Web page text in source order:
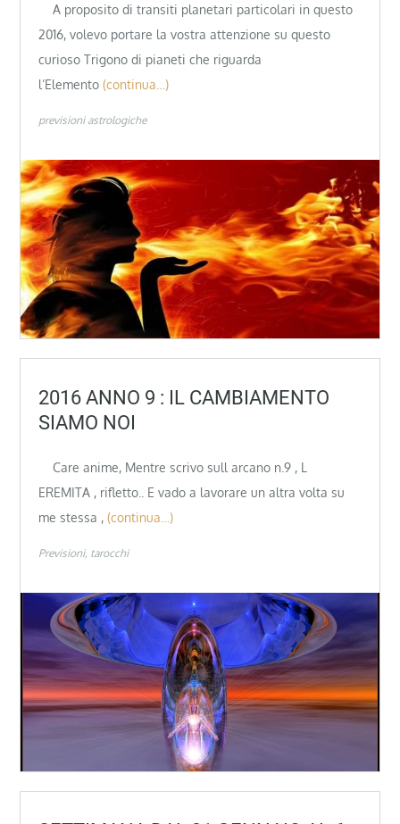
A proposito di transiti planetari particolari in questo
2016, volevo portare la vostra attenzione su questo
curioso Trigono di pianeti che riguarda
l’Elemento (continua…)
previsioni astrologiche
2016 ANNO 9 : IL CAMBIAMENTO
SIAMO NOI
Care anime, Mentre scrivo sull arcano n.9 , L
EREMITA , rifletto.. E vado a lavorare un altra volta su
me stessa , (continua…)
Previsioni tarocchi